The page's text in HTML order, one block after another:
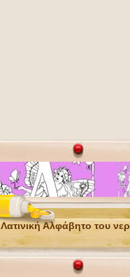
Λατινική Αλφάβητο του